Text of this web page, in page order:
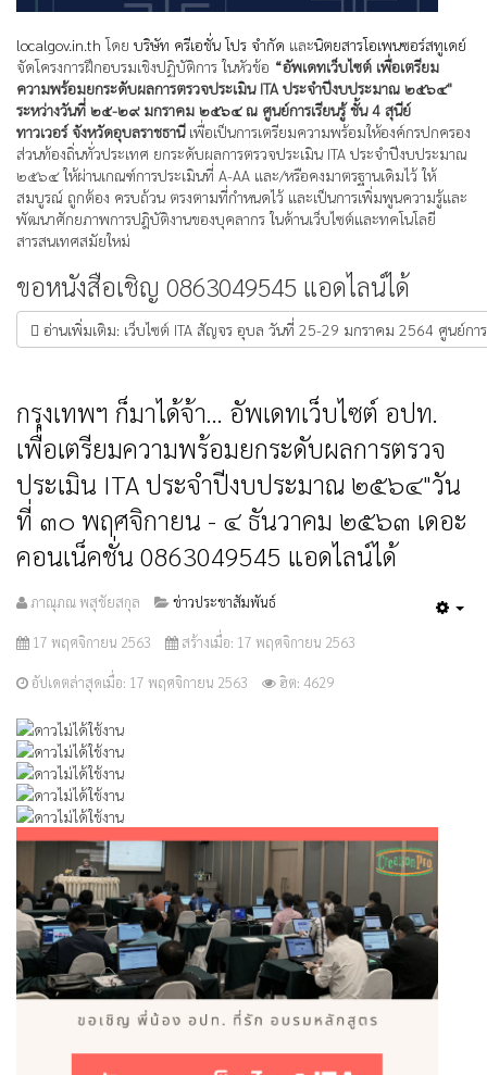
localgov.in.th โดย บริษัท ครีเอชั่น โปร จำกัด และนิตยสารโอเพนซอร์สทูเดย์
จัดโครงการฝึกอบรมเชิงปฏิบัติการ ในหัวข้อ “อัพเดทเว็บไซต์ เพื่อเตรียม
ความพร้อมยกระดับผลการตรวจประเมิน ITA ประจำปีงบประมาณ ๒๕๖๔"
ระหว่างวันที่ ๒๕-๒๙ มกราคม ๒๕๖๔ ณ ศูนย์การเรียนรู้ ชั้น 4 สุนีย์
ทาวเวอร์ จังหวัดอุบลราชธานี เพื่อเป็นการเตรียมความพร้อมให้องค์กรปกครอง
ส่วนท้องถิ่นทั่วประเทศ ยกระดับผลการตรวจประเมิน ITA ประจำปีงบประมาณ
๒๕๖๔ ให้ผ่านเกณฑ์การประเมินที่ A-AA และ/หรือคงมาตรฐานเดิมไว้ ให้
สมบูรณ์ ถูกต้อง ครบถ้วน ตรงตามที่กำหนดไว้ และเป็นการเพิ่มพูนความรู้และ
พัฒนาศักยภาพการปฎิบัติงานของบุคลากร ในด้านเว็บไซต์และทคโนโลยี
สารสนเทศสมัยใหม่
ขอหนังสือเชิญ 0863049545 แอดไลน์ได้
อ่านเพิ่มเติม: เว็บไซต์ ITA สัญจร อุบล วันที่ 25-29 มกราคม 2564 ศูนย์การ
กรุงเทพฯ ก็มาได้จ้า... อัพเดทเว็บไซต์ อปท.
เพื่อเตรียมความพร้อมยกระดับผลการตรวจ
ประเมิน ITA ประจำปีงบประมาณ ๒๕๖๔"วัน
ที่ ๓๐ พฤศจิกายน - ๔ ธันวาคม ๒๕๖๓ เดอะ
คอนเน็คชั่น 0863049545 แอดไลน์ได้
ภาณุภณ พสุชัยสกุล ข่าวประชาสัมพันธ์
17 พฤศจิกายน 2563 สร้างเมื่อ: 17 พฤศจิกายน 2563
อัปเดตล่าสุดเมื่อ: 17 พฤศจิกายน 2563 ฮิต: 4629